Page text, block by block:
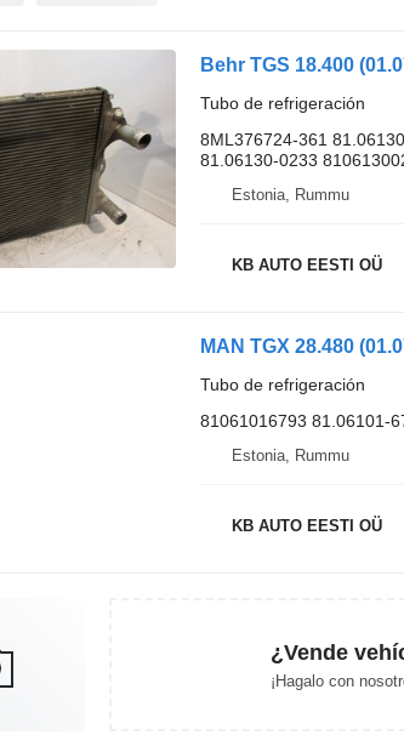
Tubo de refrigeración
8ML376724-361
81.06130-0233
Estonia, Rummu
KB AUTO EESTI OÜ
Tubo de refrigeración
81061016793 81.06101-
Estonia, Rummu
KB AUTO EESTI OÜ
¿Vende
¡Hagalo con